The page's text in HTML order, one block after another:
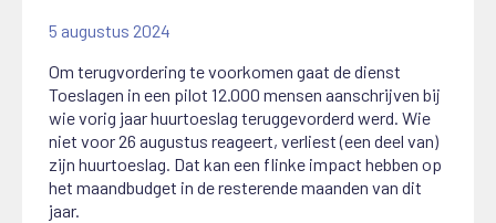
5 augustus 2024
Om terugvordering te voorkomen gaat de dienst
Toeslagen in een pilot 12.000 mensen aanschrijven bij
wie vorig jaar huurtoeslag teruggevorderd werd. Wie
niet voor 26 augustus reageert, verliest (een deel van)
zijn huurtoeslag. Dat kan een flinke impact hebben op
het maandbudget in de resterende maanden van dit
jaar.